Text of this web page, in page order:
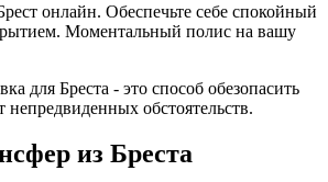
онлайн. Обеспечьте себе спокойный
Моментальный полис на вашу
для Бреста - это способ обезопасить
обстоятельств.
из Бреста